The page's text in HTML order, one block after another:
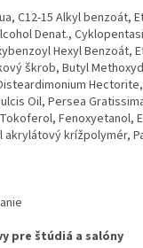
C12-15 Alkyl benzoát,
Denat.,
Hexyl Benzoát,
škrob, Butyl
Oil, Persea
Fenoxyetanol,
akrylátový krížpolymér,
pre štúdiá a salóny